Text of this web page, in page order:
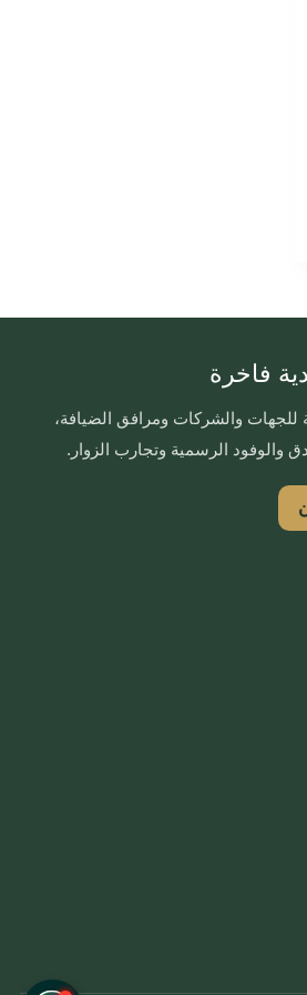
فاخرة
للجهات والشركات ومرافق الضيافة،
والوفود الرسمية وتجارب الزوار.